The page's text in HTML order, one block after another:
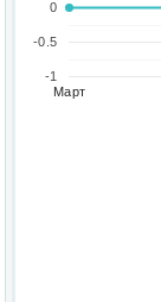
Март
-1
-0.5
0